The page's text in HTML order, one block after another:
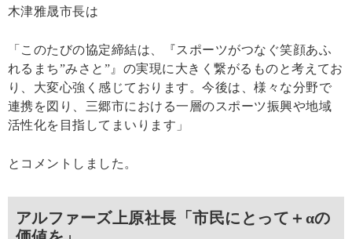
木津雅晟市長は
「このたびの協定締結は、『スポーツがつなぐ笑顔あふ
れるまち”みさと”』の実現に大きく繋がるものと考えてお
り、大変心強く感じております。今後は、様々な分野で
連携を図り、三郷市における一層のスポーツ振興や地域
活性化を目指してまいります」
とコメントしました。
アルファーズ上原社長「市民にとって＋αの